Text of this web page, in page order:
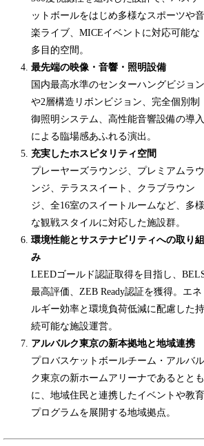
ットボールをはじめ多様なスポーツや音
楽ライブ、MICEイベントに対応可能な
多目的空間。
最先端の映像・音響・照明設備
国内最高水準のセンターハングビジョン
や2層構造リボンビジョン、完全個別制
御照明システム、高性能音響設備の導入
による臨場感あふれる演出。
充実したホスピタリティ空間
プレーヤーズラウンジ、プレミアムラウ
ンジ、テラススイート、クラブラウン
ジ、全16室のスイートルームなど、多様
な観戦スタイルに対応した施設群。
環境性能とサステナビリティへの取り組
み
LEEDゴールド認証取得を目指し、
最高評価、ZEB Ready認証を獲得。エネ
ルギー効率と環境負荷低減に配慮した持
続可能な施設運営。
アルバルク東京の新本拠地と地域連携
プロバスケットボールチーム・アルバル
ク東京の新ホームアリーナであるととも
に、地域住民と連携したイベントや教育
プログラムを展開する地域拠点。